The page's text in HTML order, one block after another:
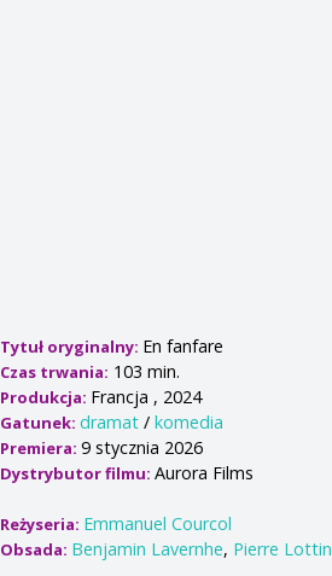
Tytuł oryginalny: En fanfare
Czas trwania: 103 min.
Produkcja: Francja , 2024
Gatunek:dramat /komedia
Premiera:9 stycznia 2026
Dystrybutor filmu:Aurora Films
Reżyseria: Emmanuel Courcol
Obsada: Benjamin Lavernhe, Pierre Lottin